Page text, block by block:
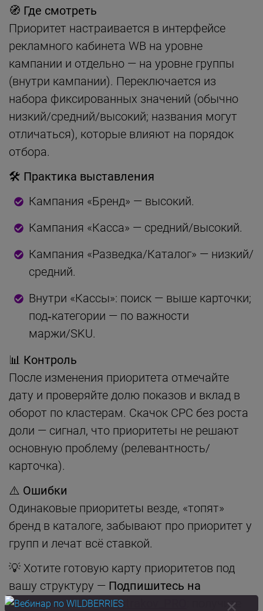
🧭 Где смотреть
Приоритет настраивается в интерфейсе
рекламного кабинета WB на уровне
кампании и отдельно — на уровне группы
(внутри кампании). Переключается из
набора фиксированных значений (обычно
низкий/средний/высокий; названия могут
отличаться), которые влияют на порядок
отбора.
🛠 Практика выставления
Кампания «Бренд» — высокий.
Кампания «Касса» — средний/высокий.
Кампания «Разведка/Каталог» — низкий/
средний.
Внутри «Кассы»: поиск — выше карточки;
под‑категории — по важности
маржи/SKU.
📊 Контроль
После изменения приоритета отмечайте
дату и проверяйте долю показов и вклад в
оборот по кластерам. Скачок CPC без роста
доли — сигнал, что приоритеты не решают
основную проблему (релевантность/
карточка).
⚠️ Ошибки
Одинаковые приоритеты везде, «топят»
бренд в каталоге, забывают про приоритет у
групп и лечат всё ставкой.
💡 Хотите готовую карту приоритетов под
вашу структуру — Подпишитесь на
Телеграм-канал@Astrakov_PRO : получите